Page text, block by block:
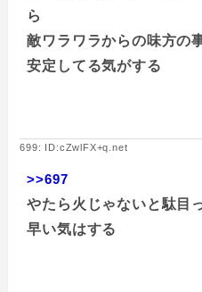
ら
敵ワラワラからの味方の
安定してる気がする
699: ID:cZwlFX+q.net
>>697
やたら火じゃないと駄目
早い気はする